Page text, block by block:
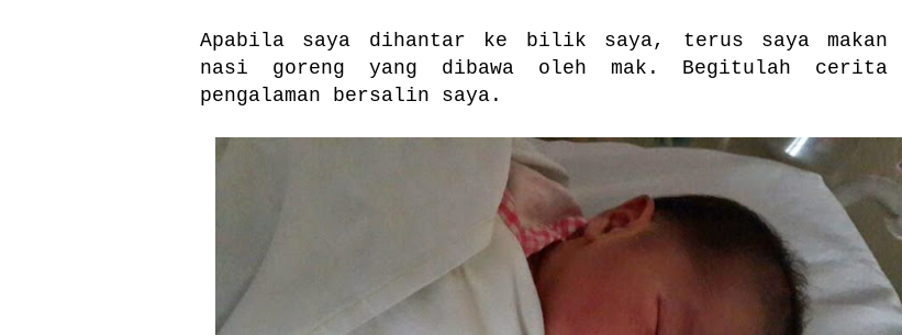
Apabila saya dihantar ke bilik saya, terus saya makan
nasi goreng yang dibawa oleh mak. Begitulah cerita
pengalaman bersalin saya.